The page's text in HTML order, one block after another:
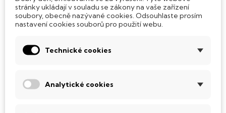
panelem
pro každého, kdo to s obrazem myslí
stránky ukládají v souladu se zákony na vaše zařízení
soubory, obecně nazývané cookies. Odsouhlaste prosím
nastavení cookies souborů pro použití webu.
Technické cookies
Analytické cookies